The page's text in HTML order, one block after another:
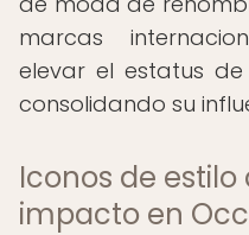
marcas
elevar el estatus
consolidando su
Iconos de estilo
impacto en